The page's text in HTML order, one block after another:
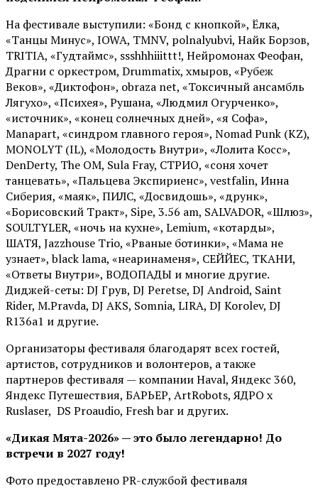
На фестивале выступили: «Бонд с кнопкой», Ёлка,
«Танцы Минус», IOWA, TMNV, polnalyubvi, Найк Борзов,
TRITIA, «Гудтаймс», ssshhhiiittt!, Нейромонах Феофан,
Драгни с оркестром, Drummatix, хмыров, «Рубеж
Веков», «Диктофон», obraza net, «Токсичный ансамбль
Лягухо», «Психея», Рушана, «Людмил Огурченко»,
«источник», «конец солнечных дней», «я Софа»,
Manapart, «синдром главного героя», Nomad Punk (KZ),
MONOLYT (IL), «Молодость Внутри», «Лолита Косс»,
DenDerty, The OM, Sula Fray, СТРИО, «соня хочет
танцевать», «Пальцева Экспириенс», vestfalin, Инна
Сиберия, «маяк», ПИЛС, «Досвидошь», «друнк»,
«Борисовский Тракт», Sipe, 3.56 am, SALVADOR, «Шлюз»,
SOULTYLER, «ночь на кухне», Lemium, «котарды»,
ШАТЯ, Jazzhouse Trio, «Рваные ботинки», «Мама не
узнает», black lama, «неаринаменя», СЕЙЙЕС, ТКАНИ,
«Ответы Внутри», ВОДОПАДЫ и многие другие.
Диджей-сеты: DJ Грув, DJ Peretse, DJ Android, Saint
Rider, М.Pravda, DJ AKS, Somnia, LIRA, DJ Korolev, DJ
R136a1 и другие.
Организаторы фестиваля благодарят всех гостей,
артистов, сотрудников и волонтеров, а также
партнеров фестиваля — компании Haval, Яндекс 360,
Яндекс Путешествия, БАРЬЕР, ArtRobots, ЯДРО х
Ruslaser, DS Proaudio, Fresh bar и других.
«Дикая Мята-2026» — это было легендарно! До
встречи в 2027 году!
Фото предоставлено PR-службой фестиваля